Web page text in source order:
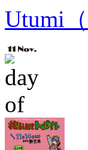
Utumi